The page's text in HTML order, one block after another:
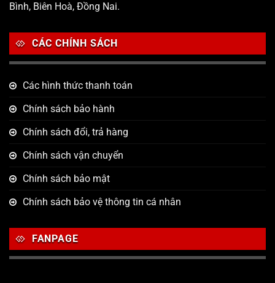
Bình, Biên Hoà, Đồng Nai.
CÁC CHÍNH SÁCH
Các hình thức thanh toán
Chính sách bảo hành
Chính sách đổi, trả hàng
Chính sách vận chuyển
Chính sách bảo mật
Chính sách bảo vệ thông tin cá nhân
FANPAGE